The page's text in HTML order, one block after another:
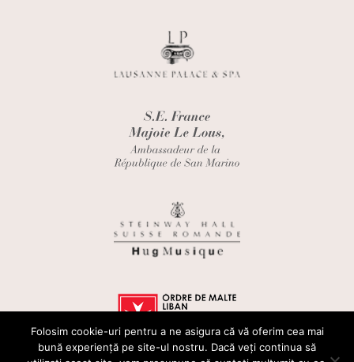
Folosim cookie-uri pentru a ne asigura că vă oferim cea mai
bună experiență pe site-ul nostru. Dacă veți continua să